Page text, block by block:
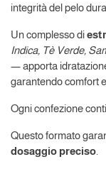
integrità del pelo
Un complesso di
Indica, Tè Verde,
— apporta
garantendo comfort
Ogni confezione
Questo formato
dosaggio preciso